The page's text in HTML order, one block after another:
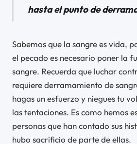
hasta el punto de
Sabemos que la sangre es vida,
el pecado es necesario poner la
sangre. Recuerda que luchar
requiere derramamiento de
hagas un esfuerzo y niegues tu
las tentaciones. Es como hemos
personas que han contado sus
hubo sacrificio de parte de ellas.